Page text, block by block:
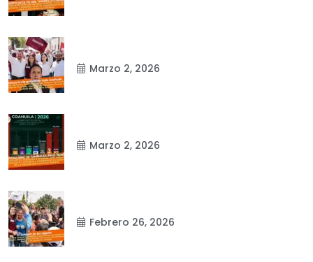
Marzo 2, 2026
Marzo 2, 2026
Febrero 26, 2026